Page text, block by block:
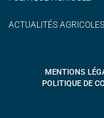
ACTUALITÉS AGRICOLES
MENTIONS
POLITIQUE DE